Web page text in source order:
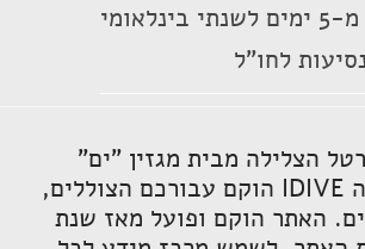
לחו"ל
פורטל הצלילה IDIVE הוקם עבורכם הצוללים,
האתר הוקם ופועל מאז שנת